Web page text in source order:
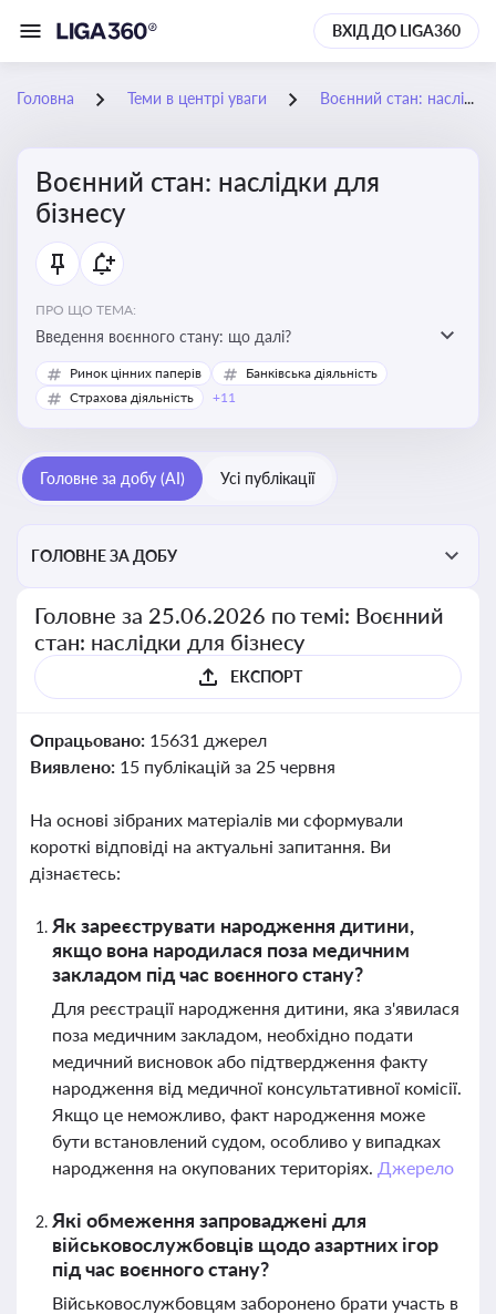
ВХІД ДО LIGA360
Головна Теми в центрі уваги Воєнний стан: наслідки для бізнесу
Воєнний стан: наслідки для
бізнесу
ПРО ЩО ТЕМА:
Введення воєнного стану: що далі?
Ринок цінних паперів
Банківська діяльність
Страхова діяльність
+11
Головне за добу (AI) Усі публікації
ГОЛОВНЕ ЗА ДОБУ
Головне за 25.06.2026 по темі: Воєнний
стан: наслідки для бізнесу
ЕКСПОРТ
Опрацьовано: 15631 джерел
Виявлено: 15 публікацій за 25 червня
На основі зібраних матеріалів ми сформували
короткі відповіді на актуальні запитання. Ви
дізнаєтесь:
Як зареєструвати народження дитини,
якщо вона народилася поза медичним
закладом під час воєнного стану?
Для реєстрації народження дитини, яка з'явилася
поза медичним закладом, необхідно подати
медичний висновок або підтвердження факту
народження від медичної консультативної комісії.
Якщо це неможливо, факт народження може
бути встановлений судом, особливо у випадках
народження на окупованих територіях. Джерело
Які обмеження запроваджені для
військовослужбовців щодо азартних ігор
під час воєнного стану?
Військовослужбовцям заборонено брати участь в